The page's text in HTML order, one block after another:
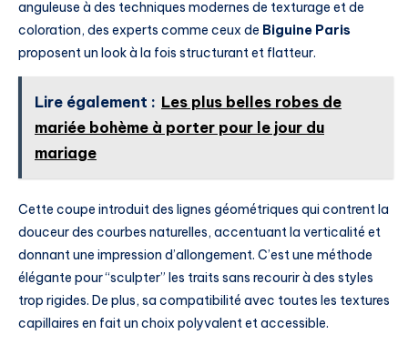
anguleuse à des techniques modernes de texturage et de
coloration, des experts comme ceux de Biguine Paris
proposent un look à la fois structurant et flatteur.
Lire également : Les plus belles robes de
mariée bohème à porter pour le jour du
mariage
Cette coupe introduit des lignes géométriques qui contrent la
douceur des courbes naturelles, accentuant la verticalité et
donnant une impression d’allongement. C’est une méthode
élégante pour “sculpter” les traits sans recourir à des styles
trop rigides. De plus, sa compatibilité avec toutes les textures
capillaires en fait un choix polyvalent et accessible.